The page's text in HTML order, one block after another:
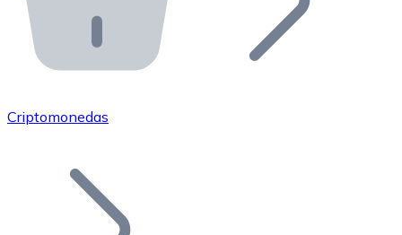
Bitnovo API
Integra nuestra API en tu ecosistema.
Únete a nuestra red de distribuidores.
Añade tu proyecto a nuestro ecosistema.
Criptomonedas